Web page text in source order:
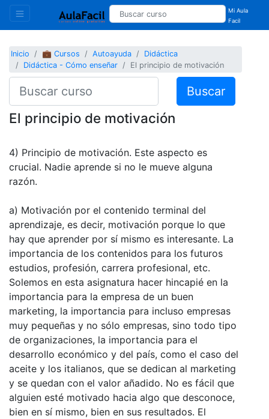
Mi Aula
Facil
Inicio 💼 Cursos Autoayuda
Didáctica
Didáctica - Cómo enseñar
El principio de motivación
Buscar
El principio de motivación
4) Principio de motivación. Este aspecto es
crucial. Nadie aprende si no le mueve alguna
razón.
a) Motivación por el contenido terminal del
aprendizaje, es decir, motivación porque lo que
hay que aprender por sí mismo es interesante. La
importancia de los contenidos para los futuros
estudios, profesión, carrera profesional, etc.
Solemos en esta asignatura hacer hincapié en la
importancia para la empresa de un buen
marketing, la importancia para incluso empresas
muy pequeñas y no sólo empresas, sino todo tipo
de organizaciones, la importancia para el
desarrollo económico y del país, como el caso del
aceite y los italianos, que se dedican al marketing
y se quedan con el valor añadido. No es fácil que
alguien esté motivado hacia algo que desconoce,
bien en sí mismo, bien en sus resultados. El